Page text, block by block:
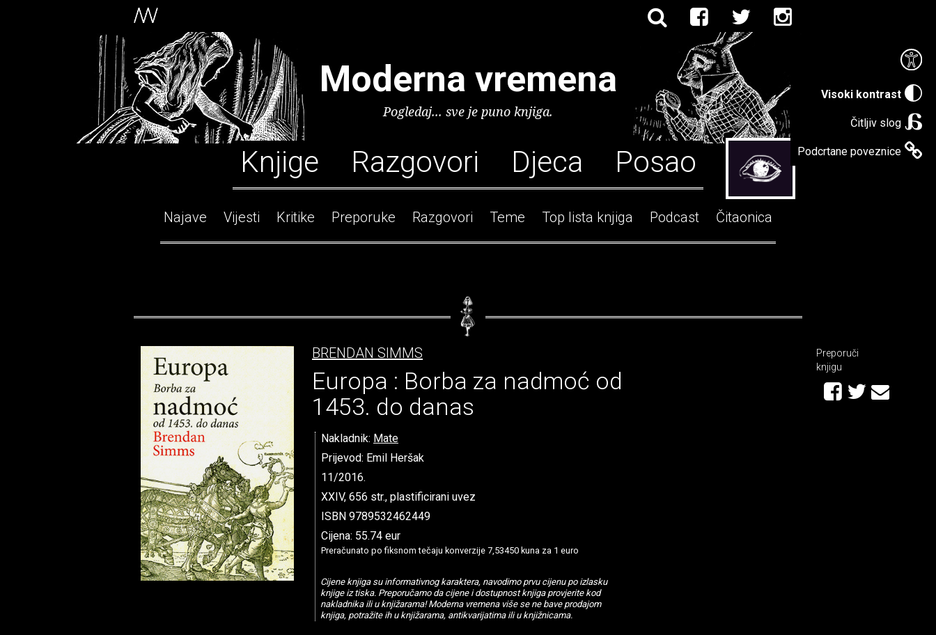
Visoki kontrast
Čitljiv slog
Podcrtane poveznice
Moderna vremena
Pogledaj... sve je puno knjiga.
Knjige Razgovori Djeca Posao
Najave Vijesti Kritike Preporuke Razgovori Teme Top lista knjiga Podcast Čitaonica
BRENDAN SIMMS
Europa : Borba za nadmoć od
1453. do danas
Nakladnik: Mate
Prijevod: Emil Heršak
11/2016.
XXIV, 656 str., plastificirani uvez
ISBN 9789532462449
Cijena: 55.74 eur
Preračunato po fiksnom tečaju konverzije 7,53450 kuna za 1 euro
Cijene knjiga su informativnog karaktera, navodimo prvu cijenu po izlasku
knjige iz tiska. Preporučamo da cijene i dostupnost knjiga provjerite kod
nakladnika ili u knjižarama! Moderna vremena više se ne bave prodajom
knjiga, potražite ih u knjižarama, antikvarijatima ili u knjižnicama.
Preporuči
knjigu